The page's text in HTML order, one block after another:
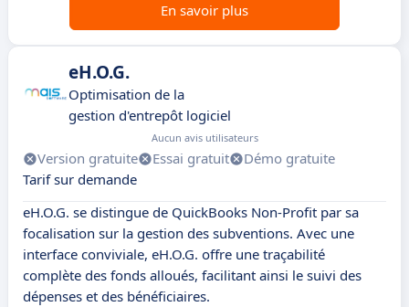
En savoir plus
eH.O.G.
Optimisation de la
gestion d'entrepôt logiciel
Aucun avis utilisateurs
Version gratuite Essai gratuit
Démo gratuite
Tarif sur demande
eH.O.G. se distingue de QuickBooks Non-Profit par sa
focalisation sur la gestion des subventions. Avec une
interface conviviale, eH.O.G. offre une traçabilité
complète des fonds alloués, facilitant ainsi le suivi des
dépenses et des bénéficiaires.